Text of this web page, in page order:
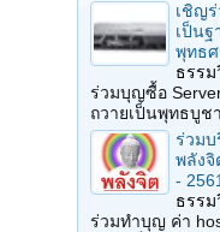
เชิญ
เป็นฐ
พุทธ
ธรร
ร่วมบุญซื้อ
ถวายเป็นพุทธบู
ร่วมบ
พลังจิ
-
ธรร
ร่วมทำบุญ ค่า